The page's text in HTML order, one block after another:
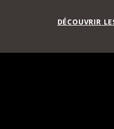
DÉCOUVRIR